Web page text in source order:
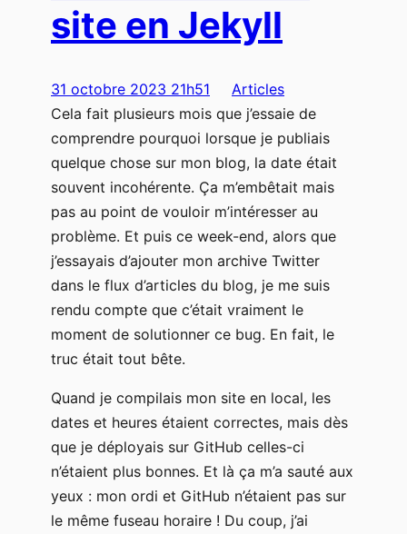
site en Jekyll
31 octobre 2023 21h51
Articles
Cela fait plusieurs mois que j’essaie de
comprendre pourquoi lorsque je publiais
quelque chose sur mon blog, la date était
souvent incohérente. Ça m’embêtait mais
pas au point de vouloir m’intéresser au
problème. Et puis ce week-end, alors que
j’essayais d’ajouter mon archive Twitter
dans le flux d’articles du blog, je me suis
rendu compte que c’était vraiment le
moment de solutionner ce bug. En fait, le
truc était tout bête.
Quand je compilais mon site en local, les
dates et heures étaient correctes, mais dès
que je déployais sur GitHub celles-ci
n’étaient plus bonnes. Et là ça m’a sauté aux
yeux : mon ordi et GitHub n’étaient pas sur
le même fuseau horaire ! Du coup, j’ai